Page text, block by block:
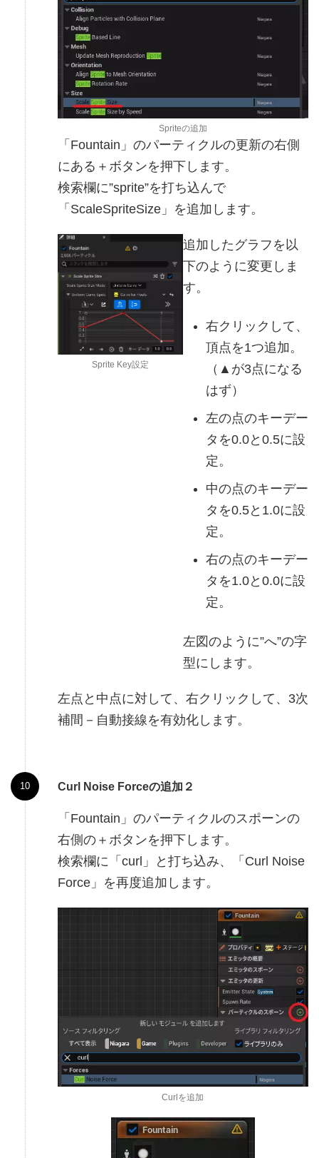
Spriteの追加
「Fountain」のパーティクルの更新の右側
にある＋ボタンを押下します。
検索欄に”sprite”を打ち込んで
「ScaleSpriteSize」を追加します。
Sprite Key設定
追加したグラフを以
下のように変更しま
す。
右クリックして、
頂点を1つ追加。
（▲が3点になる
はず）
左の点のキーデー
タを0.0と0.5に設
定。
中の点のキーデー
タを0.5と1.0に設
定。
右の点のキーデー
タを1.0と0.0に設
定。
左図のように”へ”の字
型にします。
左点と中点に対して、右クリックして、3次
補間－自動接線を有効化します。
Curl Noise Forceの追加２
「Fountain」のパーティクルのスポーンの
右側の＋ボタンを押下します。
検索欄に「curl」と打ち込み、「Curl Noise
Force」を再度追加します。
Curlを追加